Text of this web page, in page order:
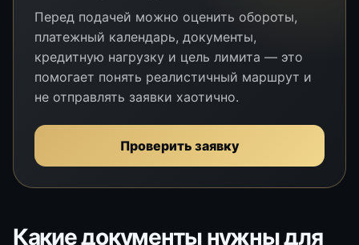
Перед подачей можно оценить обороты,
платежный календарь, документы,
кредитную нагрузку и цель лимита — это
помогает понять реалистичный маршрут и
не отправлять заявки хаотично.
Проверить заявку
Какие документы нужны для